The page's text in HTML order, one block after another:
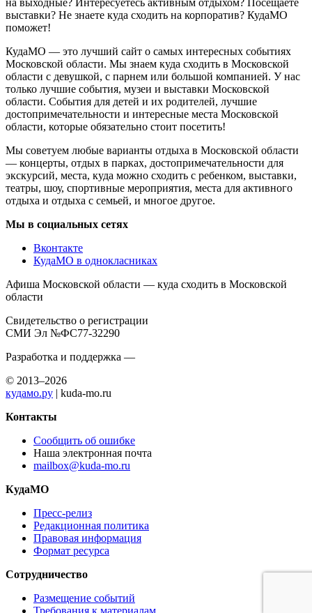
выставки? Не знаете куда сходить на корпоратив? КудаМО
поможет!
КудаМО — это лучший сайт о самых интересных событиях
Московской области. Мы знаем куда сходить в Московской
области с девушкой, с парнем или большой компанией. У нас
только лучшие события, музеи и выставки Московской
области. События для детей и их родителей, лучшие
достопримечательности и интересные места Московской
области, которые обязательно стоит посетить!
Мы советуем любые варианты отдыха в Московской области
— концерты, отдых в парках, достопримечательности для
экскурсий, места, куда можно сходить с ребенком, выставки,
театры, шоу, спортивные мероприятия, места для активного
отдыха и отдыха с семьей, и многое другое.
Мы в социальных сетях
Вконтакте
КудаМО в однокласниках
Афиша Московской области — куда сходить в Московской
области
Свидетельство о регистрации
СМИ Эл №ФС77-32290
Разработка и поддержка —
© 2013–2026
кудамо.ру | kuda-mo.ru
Контакты
Сообщить об ошибке
Наша электронная почта
mailbox@kuda-mo.ru
КудаМО
Пресс-релиз
Редакционная политика
Правовая информация
Формат ресурса
Сотрудничество
Размещение событий
Требования к материалам